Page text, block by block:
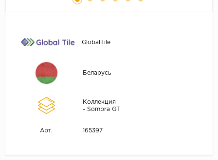
GlobalTile
Беларусь
Коллекция
- Sombra GT
Арт. 165397